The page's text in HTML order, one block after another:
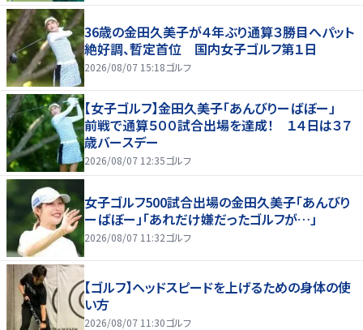
36歳の金田久美子が４年ぶり通算３勝目へパット
絶好調、暫定首位 国内女子ゴルフ第１日
2026/08/07 15:18ゴルフ
【女子ゴルフ】金田久美子「あんびりーばぼー」
前戦で通算５００試合出場を達成！ １４日は３７
歳バースデー
2026/08/07 12:35ゴルフ
女子ゴルフ500試合出場の金田久美子「あんびり
ーばぼー」「あれだけ嫌だったゴルフが…」
2026/08/07 11:32ゴルフ
【ゴルフ】ヘッドスピードを上げるための身体の使
い方
2026/08/07 11:30ゴルフ